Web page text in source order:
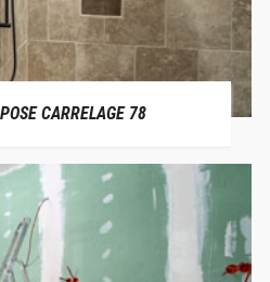
CARRELAGE 78